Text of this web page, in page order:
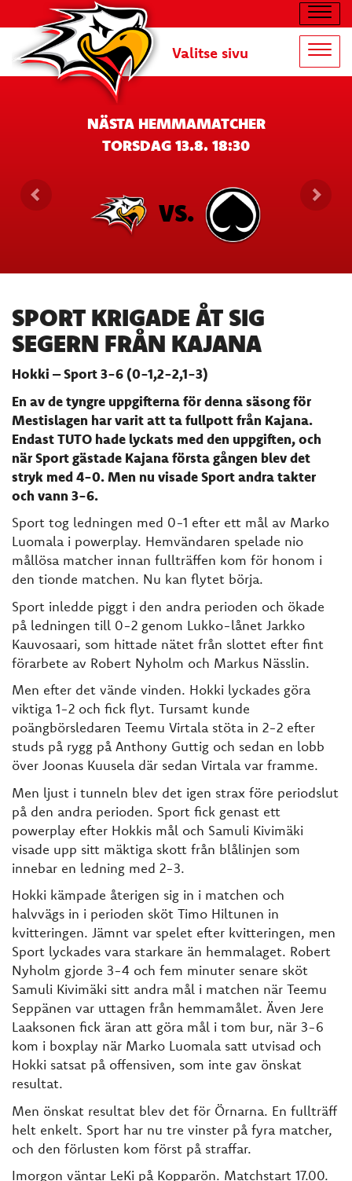
Valitse sivu
NÄSTA HEMMAMATCHER
TORSDAG 13.8. 18:30
VS.
SPORT KRIGADE ÅT SIG
SEGERN FRÅN KAJANA
Hokki – Sport 3-6 (0-1,2-2,1-3)
En av de tyngre uppgifterna för denna säsong för
Mestislagen har varit att ta fullpott från Kajana.
Endast TUTO hade lyckats med den uppgiften, och
när Sport gästade Kajana första gången blev det
stryk med 4-0. Men nu visade Sport andra takter
och vann 3-6.
Sport tog ledningen med 0-1 efter ett mål av Marko
Luomala i powerplay. Hemvändaren spelade nio
mållösa matcher innan fullträffen kom för honom i
den tionde matchen. Nu kan flytet börja.
Sport inledde piggt i den andra perioden och ökade
på ledningen till 0-2 genom Lukko-lånet Jarkko
Kauvosaari, som hittade nätet från slottet efter fint
förarbete av Robert Nyholm och Markus Nässlin.
Men efter det vände vinden. Hokki lyckades göra
viktiga 1-2 och fick flyt. Tursamt kunde
poängbörsledaren Teemu Virtala stöta in 2-2 efter
studs på rygg på Anthony Guttig och sedan en lobb
över Joonas Kuusela där sedan Virtala var framme.
Men ljust i tunneln blev det igen strax före periodslut
på den andra perioden. Sport fick genast ett
powerplay efter Hokkis mål och Samuli Kivimäki
visade upp sitt mäktiga skott från blålinjen som
innebar en ledning med 2-3.
Hokki kämpade återigen sig in i matchen och
halvvägs in i perioden sköt Timo Hiltunen in
kvitteringen. Jämnt var spelet efter kvitteringen, men
Sport lyckades vara starkare än hemmalaget. Robert
Nyholm gjorde 3-4 och fem minuter senare sköt
Samuli Kivimäki sitt andra mål i matchen när Teemu
Seppänen var uttagen från hemmamålet. Även Jere
Laaksonen fick äran att göra mål i tom bur, när 3-6
kom i boxplay när Marko Luomala satt utvisad och
Hokki satsat på offensiven, som inte gav önskat
resultat.
Men önskat resultat blev det för Örnarna. En fullträff
helt enkelt. Sport har nu tre vinster på fyra matcher,
och den förlusten kom först på straffar.
Imorgon väntar LeKi på Kopparön. Matchstart 17.00.